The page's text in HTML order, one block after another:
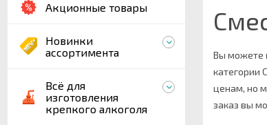
Акционные товары
Новинки
ассортимента
Всё для
изготовления
крепкого алкоголя
Вы можете
категории
ценам, но
заказ вы